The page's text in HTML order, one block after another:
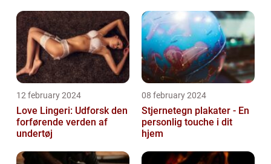
12 february 2024
Love Lingeri: Udforsk den
forførende verden af
undertøj
08 february 2024
Stjernetegn plakater - En
personlig touche i dit
hjem